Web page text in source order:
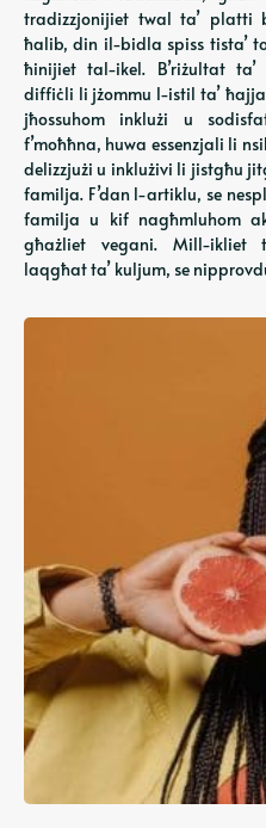
tradizzjonijiet twal ta’ platti
ħalib, din il-bidla spiss tista’
ħinijiet tal-ikel. B’riżultat
diffiċli li jżommu l-istil ta’
jħossuhom inklużi u
f’moħħna, huwa essenzjali li
delizzjużi u inklużivi li jistgħu
familja. F’dan l-artiklu, se
familja u kif nagħmluhom
għażliet vegani. Mill-ikliet
laqgħat ta’ kuljum, se